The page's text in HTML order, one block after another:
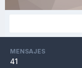
MENSAJES
41